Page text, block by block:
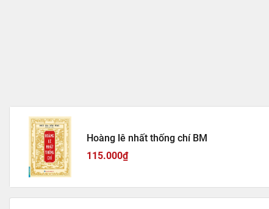
Hoàng lê nhất thống chí BM
115.000₫